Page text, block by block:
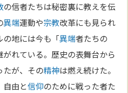
の信者たちは秘密裏に教えを伝
異端運動や宗教改革にも見られ
の地には今も「異端者たちの
れている。歴史の表舞台から
たが、その精神は燃え続けた。
自由と信仰のために戦った者た